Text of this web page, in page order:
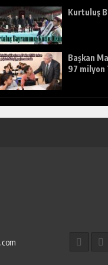
Kurtuluş
Başkan
97 milyon